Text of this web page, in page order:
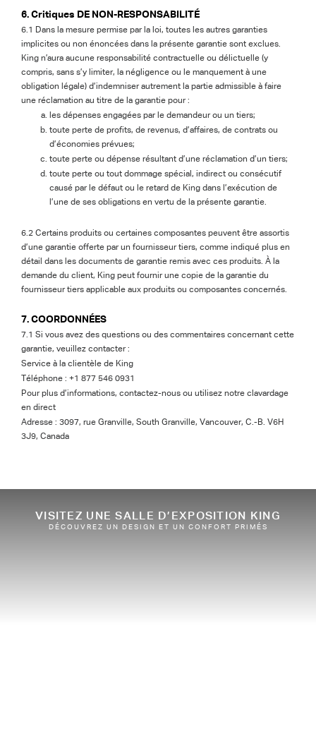
6. Critiques DE NON-RESPONSABILITÉ
6.1 Dans la mesure permise par la loi, toutes les autres garanties
implicites ou non énoncées dans la présente garantie sont exclues.
King n’aura aucune responsabilité contractuelle ou délictuelle (y
compris, sans s’y limiter, la négligence ou le manquement à une
obligation légale) d’indemniser autrement la partie admissible à faire
une réclamation au titre de la garantie pour :
les dépenses engagées par le demandeur ou un tiers;
toute perte de profits, de revenus, d’affaires, de contrats ou
d’économies prévues;
toute perte ou dépense résultant d’une réclamation d’un tiers;
toute perte ou tout dommage spécial, indirect ou consécutif
causé par le défaut ou le retard de King dans l’exécution de
l’une de ses obligations en vertu de la présente garantie.
6.2 Certains produits ou certaines composantes peuvent être assortis
d’une garantie offerte par un fournisseur tiers, comme indiqué plus en
détail dans les documents de garantie remis avec ces produits. À la
demande du client, King peut fournir une copie de la garantie du
fournisseur tiers applicable aux produits ou composantes concernés.
7. COORDONNÉES
7.1 Si vous avez des questions ou des commentaires concernant cette
garantie, veuillez contacter :
Service à la clientèle de King
Téléphone : +1 877 546 0931
Pour plus d’informations, contactez-nous ou utilisez notre clavardage
en direct
Adresse : 3097, rue Granville, South Granville, Vancouver, C.-B. V6H
3J9, Canada
VISITEZ UNE SALLE D’EXPOSITION KING
DÉCOUVREZ UN DESIGN ET UN CONFORT PRIMÉS